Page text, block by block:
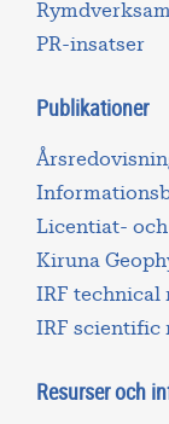
PR-insatser
Publikationer
Licentiat-
Kiruna
IRF technical
IRF scientific
Resurser och